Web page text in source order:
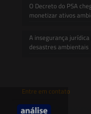
O Decreto do PSA
monetizar ativos
A insegurança
desastres ambientais
Entre em contato